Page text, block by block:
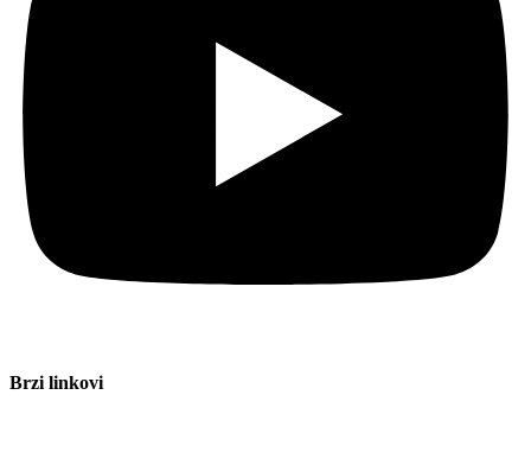
Brzi linkovi